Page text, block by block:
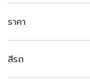
ราคา
สีรถ